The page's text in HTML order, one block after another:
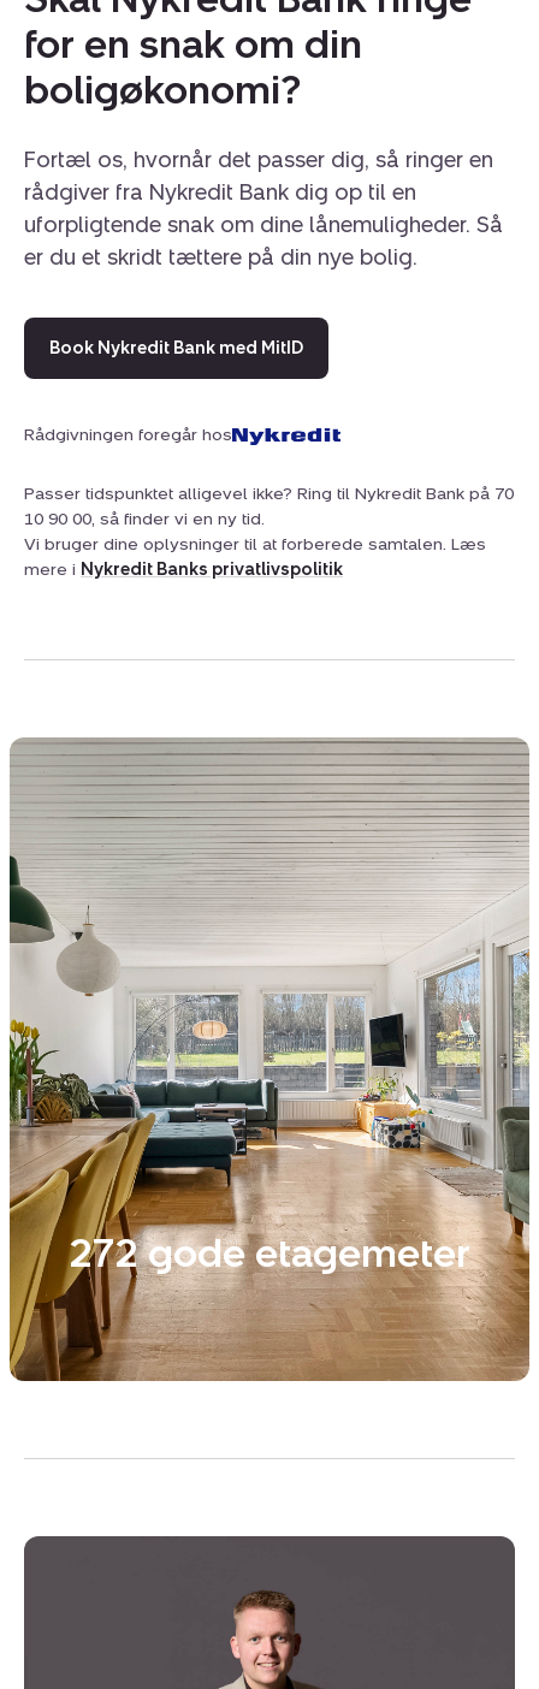
for en snak om din
boligøkonomi?
Fortæl os, hvornår det passer dig, så ringer en
rådgiver fra Nykredit Bank dig op til en
uforpligtende snak om dine lånemuligheder. Så
er du et skridt tættere på din nye bolig.
Book Nykredit Bank med MitID
Rådgivningen foregår hos
Passer tidspunktet alligevel ikke? Ring til Nykredit Bank på 70
10 90 00, så finder vi en ny tid.
Vi bruger dine oplysninger til at forberede samtalen. Læs
mere i Nykredit Banks privatlivspolitik
272 gode etagemeter